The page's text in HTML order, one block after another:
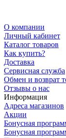
О компании
Личный кабинет
Каталог товаров
Как купить?
Доставка
Сервисная служба
Обмен и возврат
Отзывы о нас
Информация
Адреса магазинов
Акции
Бонусная
Бонусная